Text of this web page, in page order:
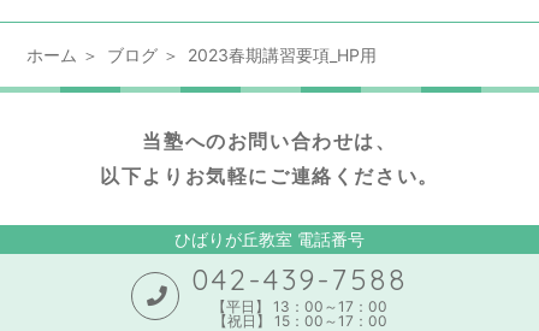
ホーム ブログ 2023春期講習要項_HP用
当塾へのお問い合わせは、
以下よりお気軽にご連絡ください。
ひばりが丘教室 電話番号
042-439-7588
【平日】 13：00～17：00
【祝日】 15：00～17：00